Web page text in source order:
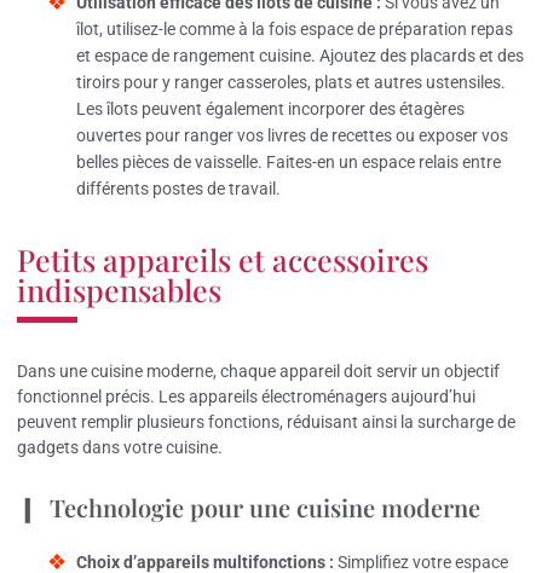
îlot, utilisez-le comme à la fois espace de préparation repas
et espace de rangement cuisine. Ajoutez des placards et des
tiroirs pour y ranger casseroles, plats et autres ustensiles.
Les îlots peuvent également incorporer des étagères
ouvertes pour ranger vos livres de recettes ou exposer vos
belles pièces de vaisselle. Faites-en un espace relais entre
différents postes de travail.
Petits appareils et accessoires
indispensables
Dans une cuisine moderne, chaque appareil doit servir un objectif
fonctionnel précis. Les appareils électroménagers aujourd’hui
peuvent remplir plusieurs fonctions, réduisant ainsi la surcharge de
gadgets dans votre cuisine.
Technologie pour une cuisine moderne
Choix d’appareils multifonctions : Simplifiez votre espace